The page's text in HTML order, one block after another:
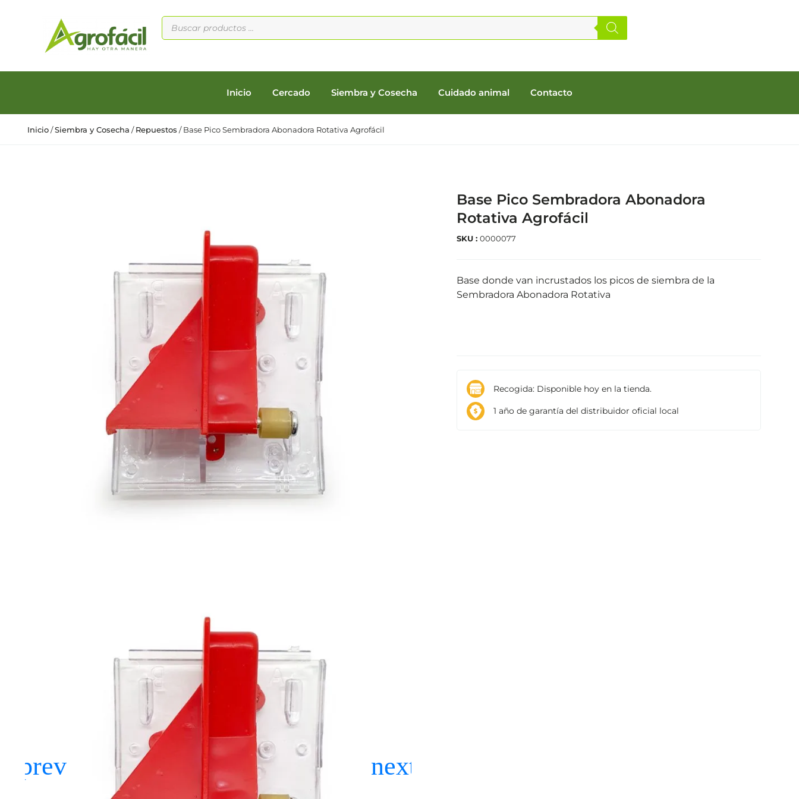
Inicio Cercado Siembra y Cosecha Cuidado animal Contacto
Inicio/Siembra y Cosecha /Repuestos / Base Pico Sembradora Abonadora Rotativa Agrofácil
Base Pico Sembradora Abonadora
Rotativa Agrofácil
SKU : 0000077
Base donde van incrustados los picos de siembra de la
Sembradora Abonadora Rotativa
Recogida: Disponible hoy en la tienda.
1 año de garantía del distribuidor oficial local